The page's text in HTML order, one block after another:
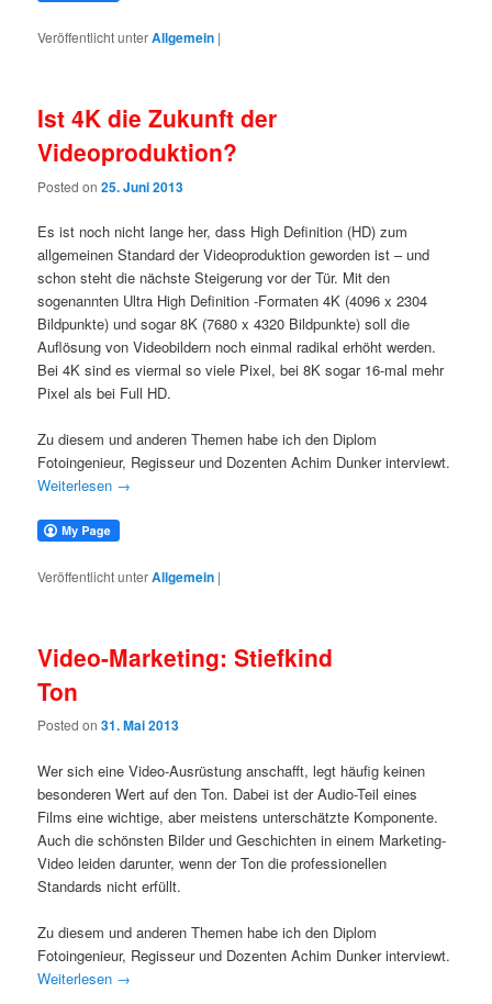
Veröffentlicht unterAllgemein |
Ist 4K die Zukunft der
Videoproduktion?
Posted on25. Juni 2013
Es ist noch nicht lange her, dass High Definition (HD) zum
allgemeinen Standard der Videoproduktion geworden ist – und
schon steht die nächste Steigerung vor der Tür. Mit den
sogenannten Ultra High Definition -Formaten 4K (4096 x 2304
Bildpunkte) und sogar 8K (7680 x 4320 Bildpunkte) soll die
Auflösung von Videobildern noch einmal radikal erhöht werden.
Bei 4K sind es viermal so viele Pixel, bei 8K sogar 16-mal mehr
Pixel als bei Full HD.
Zu diesem und anderen Themen habe ich den Diplom
Fotoingenieur, Regisseur und Dozenten Achim Dunker interviewt.
Weiterlesen →
Veröffentlicht unterAllgemein |
Video-Marketing: Stiefkind
Ton
Posted on31. Mai 2013
Wer sich eine Video-Ausrüstung anschafft, legt häufig keinen
besonderen Wert auf den Ton. Dabei ist der Audio-Teil eines
Films eine wichtige, aber meistens unterschätzte Komponente.
Auch die schönsten Bilder und Geschichten in einem Marketing-
Video leiden darunter, wenn der Ton die professionellen
Standards nicht erfüllt.
Zu diesem und anderen Themen habe ich den Diplom
Fotoingenieur, Regisseur und Dozenten Achim Dunker interviewt.
Weiterlesen →